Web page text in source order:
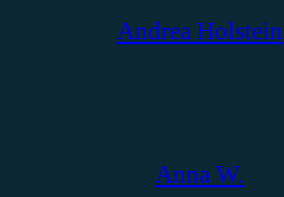
Andrea Holstein
Anna W.